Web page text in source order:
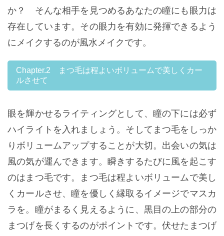
か？ そんな相手を見つめるあなたの瞳にも眼力は
存在しています。その眼力を有効に発揮できるよう
にメイクするのが風水メイクです。
Chapter.2 まつ毛は程よいボリュームで美しくカー
ルさせて
眼を輝かせるライティングとして、瞳の下には必ず
ハイライトを入れましょう。そしてまつ毛をしっか
りボリュームアップすることが大切。出会いの気は
風の気が運んできます。瞬きするたびに風を起こす
のはまつ毛です。まつ毛は程よいボリュームで美し
くカールさせ、瞳を優しく縁取るイメージでマスカ
ラを。瞳がまるく見えるように、黒目の上の部分の
まつげを長くするのがポイントです。伏せたまつげ